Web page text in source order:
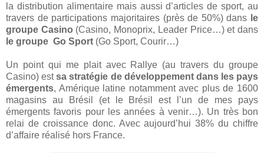
la distribution alimentaire mais aussi d’articles de sport, au
travers de participations majoritaires (près de 50%) dans le
groupe Casino (Casino, Monoprix, Leader Price…) et dans
le groupe Go Sport (Go Sport, Courir…)
Un point qui me plait avec Rallye (au travers du groupe
Casino) estsa stratégie de développement dans les pays
émergents, Amérique latine notamment avec plus de 1600
magasins au Brésil (et le Brésil est l’un de mes pays
émergents favoris pour les années à venir…). Un très bon
relai de croissance donc. Avec aujourd’hui 38% du chiffre
d’affaire réalisé hors France.